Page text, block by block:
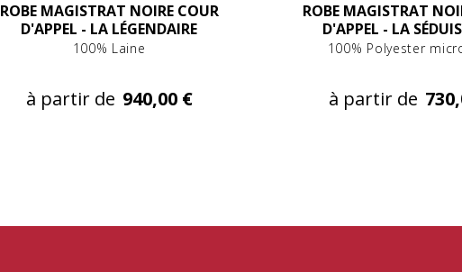
ROBE MAGISTRAT NOIRE COUR
D'APPEL - LA LÉGENDAIRE
100% Laine
à partir de 940,00 €
ROBE MAGISTRAT
D'APPEL - LA
100% Polyester
à partir de